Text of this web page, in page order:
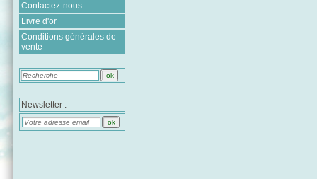
Contactez-nous
Livre d'or
Conditions générales de
vente
Newsletter :